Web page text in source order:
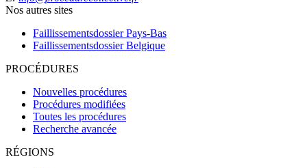
Nos autres sites
Faillissementsdossier Pays-Bas
Faillissementsdossier Belgique
PROCÉDURES
Nouvelles procédures
Procédures modifiées
Toutes les procédures
Recherche avancée
RÉGIONS